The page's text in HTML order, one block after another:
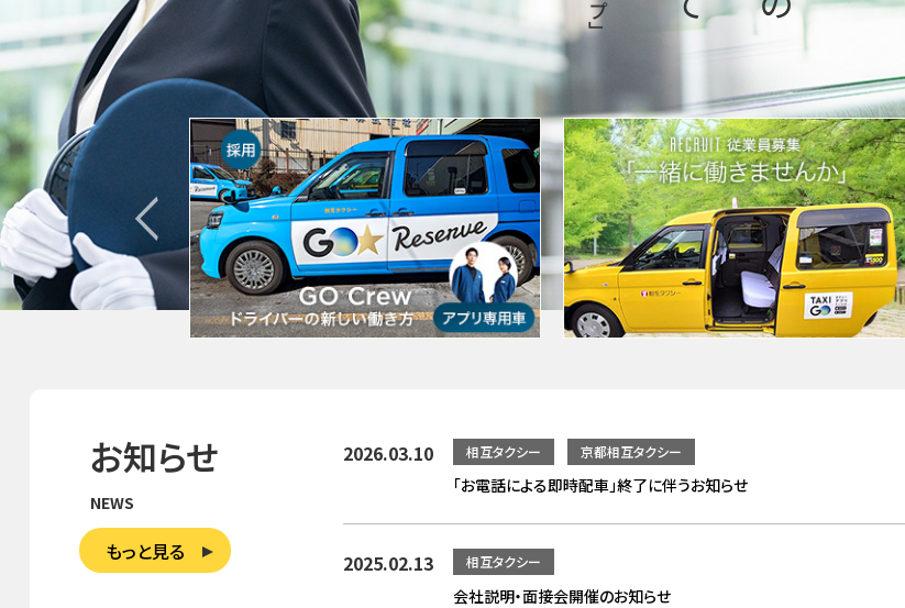
お知らせ
NEWS
もっと見る
2026.03.10 相互タクシー 京都相互タクシー
「お電話による即時配車」終了に伴うお知らせ
2025.02.13 相互タクシー
会社説明・面接会開催のお知らせ